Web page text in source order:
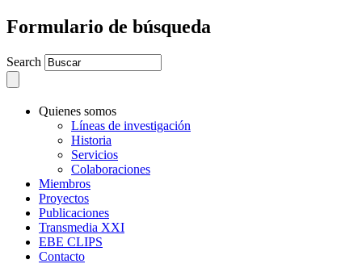
Formulario de búsqueda
Search
Quienes somos
Líneas de investigación
Historia
Servicios
Colaboraciones
Miembros
Proyectos
Publicaciones
Transmedia XXI
EBE CLIPS
Contacto